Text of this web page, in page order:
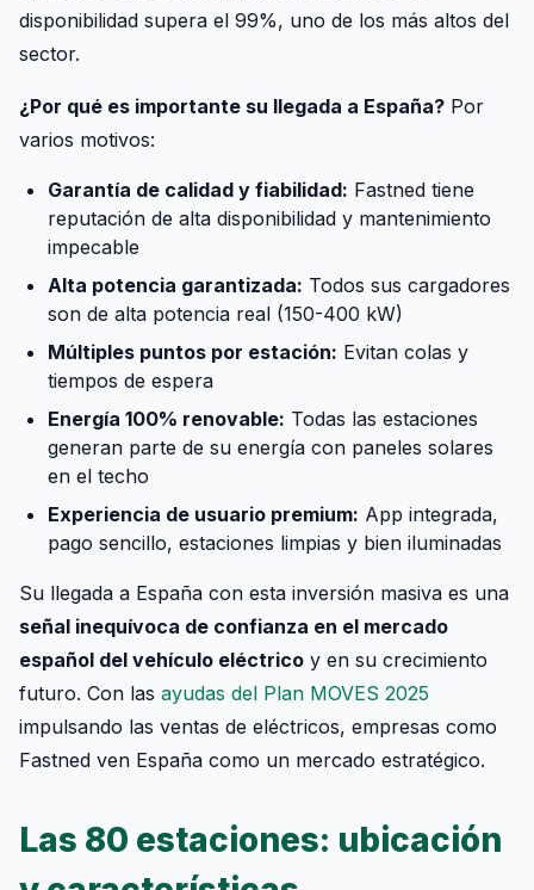
disponibilidad supera el 99%, uno de los más altos del
sector.
¿Por qué es importante su llegada a España? Por
varios motivos:
Garantía de calidad y fiabilidad: Fastned tiene
reputación de alta disponibilidad y mantenimiento
impecable
Alta potencia garantizada: Todos sus cargadores
son de alta potencia real (150-400 kW)
Múltiples puntos por estación: Evitan colas y
tiempos de espera
Energía 100% renovable: Todas las estaciones
generan parte de su energía con paneles solares
en el techo
Experiencia de usuario premium: App integrada,
pago sencillo, estaciones limpias y bien iluminadas
Su llegada a España con esta inversión masiva es una
señal inequívoca de confianza en el mercado
español del vehículo eléctrico y en su crecimiento
futuro. Con las ayudas del Plan MOVES 2025
impulsando las ventas de eléctricos, empresas como
Fastned ven España como un mercado estratégico.
Las 80 estaciones: ubicación